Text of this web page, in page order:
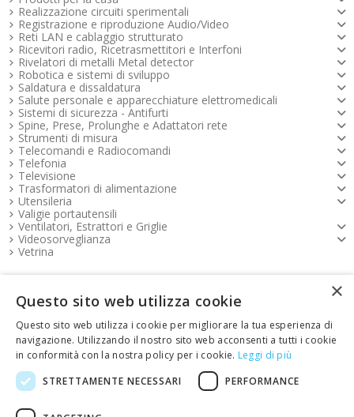
Realizzazione circuiti sperimentali
Registrazione e riproduzione Audio/Video
Reti LAN e cablaggio strutturato
Ricevitori radio, Ricetrasmettitori e Interfoni
Rivelatori di metalli Metal detector
Robotica e sistemi di sviluppo
Saldatura e dissaldatura
Salute personale e apparecchiature elettromedicali
Sistemi di sicurezza - Antifurti
Spine, Prese, Prolunghe e Adattatori rete
Strumenti di misura
Telecomandi e Radiocomandi
Telefonia
Televisione
Trasformatori di alimentazione
Utensileria
Valigie portautensili
Ventilatori, Estrattori e Griglie
Videosorveglianza
Vetrina
Pagamenti FOOTER
Copyright e contatti FOOTER
link Emotion FOOTER
×
Questo sito web utilizza cookie
Questo sito web utilizza i cookie per migliorare la tua esperienza di
navigazione. Utilizzando il nostro sito web acconsenti a tutti i cookie
in conformità con la nostra policy per i cookie. Leggi di più
STRETTAMENTE NECESSARI
PERFORMANCE